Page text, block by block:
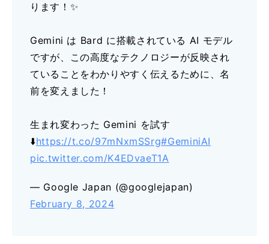
ります！✨
Gemini は Bard に搭載されている AI モデル
ですが、この高度なテクノロジーが反映され
ていることをわかりやすく伝えるために、名
前を変えました！
生まれ変わった Gemini を試す
⬇️https://t.co/97mNxmSSrg#GeminiAI
pic.twitter.com/K4EDvaeT1A
— Google Japan (@googlejapan)
February 8, 2024